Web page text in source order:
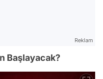
Reklam
Başlayacak?